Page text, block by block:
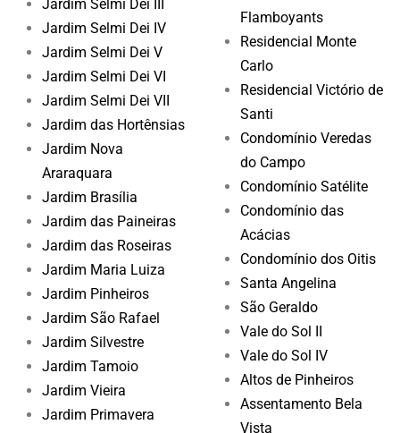
Jardim Selmi Dei III
Jardim Selmi Dei IV
Jardim Selmi Dei V
Jardim Selmi Dei VI
Jardim Selmi Dei VII
Jardim das Hortênsias
Jardim Nova
Araraquara
Jardim Brasília
Jardim das Paineiras
Jardim das Roseiras
Jardim Maria Luiza
Jardim Pinheiros
Jardim São Rafael
Jardim Silvestre
Jardim Tamoio
Jardim Vieira
Jardim Primavera
Flamboyants
Residencial Monte
Carlo
Residencial Victório de
Santi
Condomínio Veredas
do Campo
Condomínio Satélite
Condomínio das
Acácias
Condomínio dos Oitis
Santa Angelina
São Geraldo
Vale do Sol II
Vale do Sol IV
Altos de Pinheiros
Assentamento Bela
Vista